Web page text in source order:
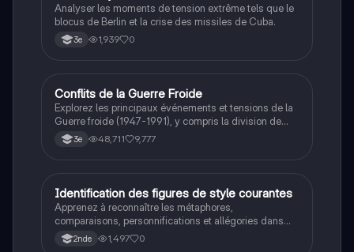
Analyser les moments de tension extrême tels que le
blocus de Berlin et la crise des missiles de Cuba.
3e 1,939 0
Histoire
Conflits de la Guerre Froide
Explorez les principaux événements et tensions de la
Guerre froide (1947-1991), y compris la division de
l'Allemagne, la crise de Cuba, la guerre du Vietnam, et
la course à l'espace. Cette fiche de révision couvre les
historique.
3e 48,711 9,777
IFrançais
Identification des figures de style courantes
Apprenez à reconnaître les métaphores,
comparaisons, personnifications et allégories dans
des phrases simples.
2nde 1,497 0